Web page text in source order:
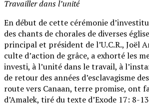
Travailler dans l’unité
En début de cette cérémonie
des chants de chorales de diverses
principal et président de l’U.C.R., Joël
culte d’action de grâce, a exhorté les
investi, à l’unité dans le travail, à
de retour des années d’esclavagisme
route vers Canaan, terre promise, ont
d’Amalek, tiré du texte d’Exode 17: 8-